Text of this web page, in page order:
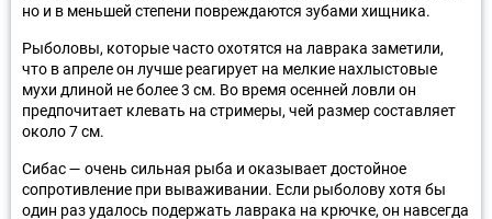
но и в меньшей степени повреждаются зубами хищника.
Рыболовы, которые часто охотятся на лаврака заметили,
что в апреле он лучше реагирует на мелкие нахлыстовые
мухи длиной не более 3 см. Во время осенней ловли он
предпочитает клевать на стримеры, чей размер составляет
около 7 см.
Сибас — очень сильная рыба и оказывает достойное
сопротивление при вываживании. Если рыболову хотя бы
один раз удалось подержать лаврака на крючке, он навсегда